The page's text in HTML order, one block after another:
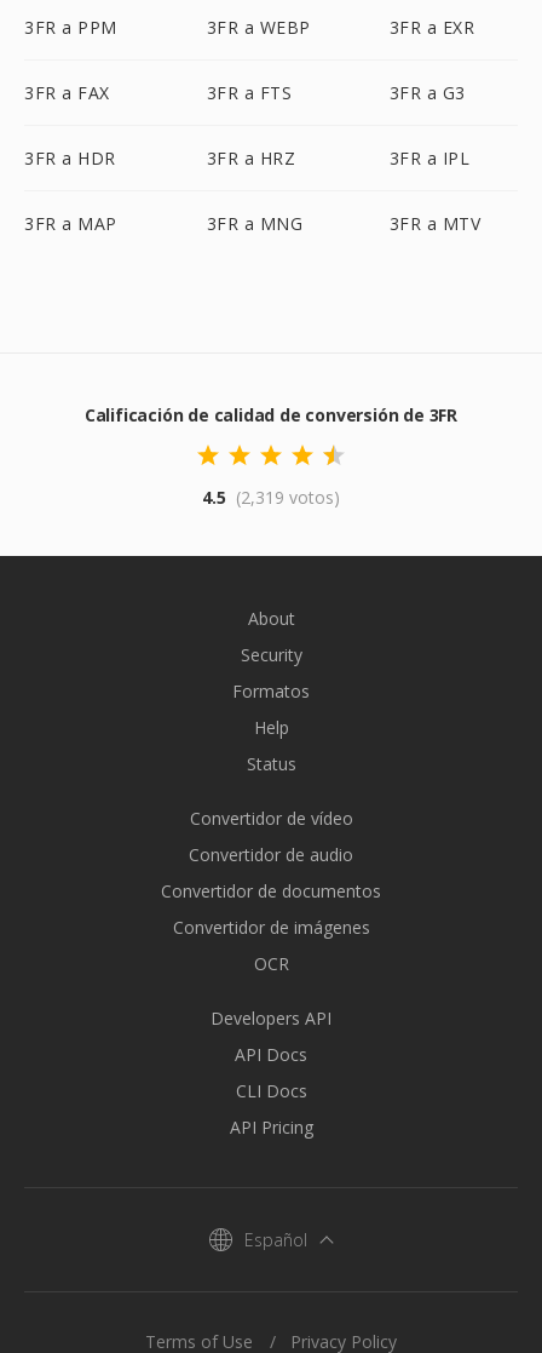
3FR a PPM 3FR a WEBP 3FR a EXR
3FR a FAX 3FR a FTS 3FR a G3
3FR a HDR 3FR a HRZ 3FR a IPL
3FR a MAP 3FR a MNG 3FR a MTV
Calificación de calidad de conversión de 3FR
4.5 (2,319 votos)
About
Security
Formatos
Help
Status
Convertidor de vídeo
Convertidor de audio
Convertidor de documentos
Convertidor de imágenes
OCR
Developers API
API Docs
CLI Docs
API Pricing
Español
Terms of Use Privacy Policy